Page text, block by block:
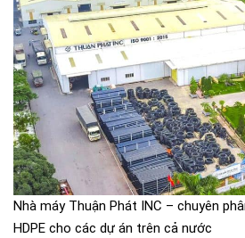
Nhà máy Thuận Phát INC – chuyên
HDPE cho các dự án trên cả nước